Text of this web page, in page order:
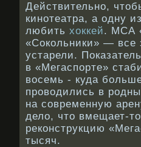
Действительно,
кинотеатра, а одну
любить хоккей. МСА
«Сокольники» — все
устарели.
в «Мегаспорте»
восемь - куда
проводились в
на современную
дело, что вмещает-
реконструкцию
тысяч.